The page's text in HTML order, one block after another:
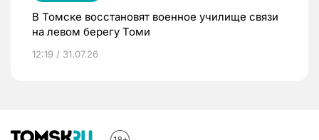
В Томске восстановят военное училище связи
на левом берегу Томи
12:19 / 31.07.26